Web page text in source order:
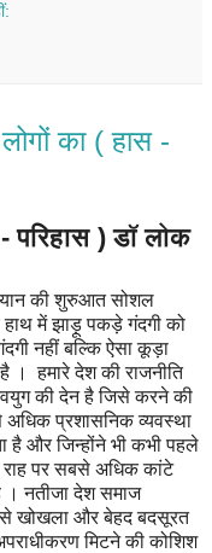
का ( हास -
) डॉ लोक
की शुरुआत सोशल
हाथ में झाड़ू पकड़े गंदगी को
नहीं बल्कि ऐसा कूड़ा
है । हमारे देश की राजनीति
की देन है जिसे करने की
प्रशासनिक व्यवस्था
है और जिन्होंने भी कभी पहले
राह पर सबसे अधिक कांटे
। नतीजा देश समाज
से खोखला और बेहद बदसूरत
मिटने की कोशिश